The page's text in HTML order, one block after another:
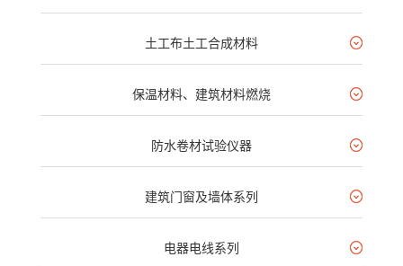
土工布土工合成材料
保温材料、建筑材料燃烧
防水卷材试验仪器
建筑门窗及墙体系列
电器电线系列